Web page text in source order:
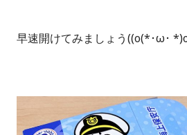
早速開けてみましょう((o(*･ω･